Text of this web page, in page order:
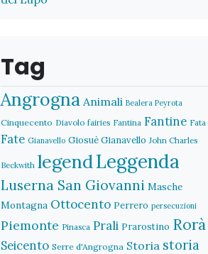
Tag
Angrogna Animali Bealera Peyrota
Cinquecento Diavolo fairies Fantina Fantine Fata
Fate Gianavello Giosuè Gianavello John Charles
Beckwith legendLeggenda
Luserna San Giovanni Masche
Montagna Ottocento Perrero persecuzioni
Piemonte Pinasca Prali Prarostino Rorà
Seicento Serre d'Angrogna Storia storia